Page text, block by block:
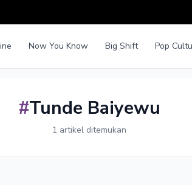
Now You Know Big Shift Pop
#Tunde Baiyewu
1 artikel ditemukan